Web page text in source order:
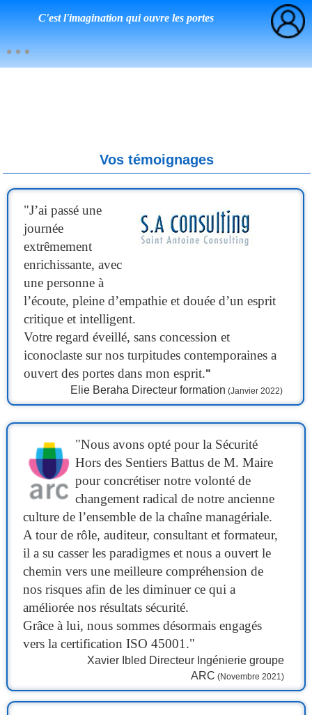
C'est l'imagination qui ouvre les portes
Vos témoignages
"J’ai passé une
journée
extrêmement
enrichissante, avec
une personne à
l’écoute, pleine d’empathie et douée d’un esprit
critique et intelligent.
Votre regard éveillé, sans concession et
iconoclaste sur nos turpitudes contemporaines a
ouvert des portes dans mon esprit."
Elie Beraha Directeur formation (Janvier 2022)
"Nous avons opté pour la Sécurité
Hors des Sentiers Battus de M. Maire
pour concrétiser notre volonté de
changement radical de notre ancienne
culture de l’ensemble de la chaîne managériale.
A tour de rôle, auditeur, consultant et formateur,
il a su casser les paradigmes et nous a ouvert le
chemin vers une meilleure compréhension de
nos risques afin de les diminuer ce qui a
améliorée nos résultats sécurité.
Grâce à lui, nous sommes désormais engagés
vers la certification ISO 45001."
Xavier Ibled Directeur Ingénierie groupe
ARC (Novembre 2021)